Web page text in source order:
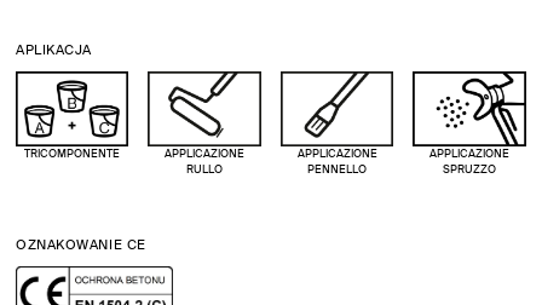
APLIKACJA
TRICOMPONENTE
APPLICAZIONE
RULLO
APPLICAZIONE
PENNELLO
APPLICAZIONE
SPRUZZO
OZNAKOWANIE CE